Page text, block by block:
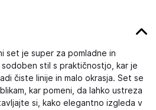
set je super za pomladne in
stil s praktičnostjo, kar je
čiste linije in malo okrasja. Set se
kar pomeni, da lahko ustreza
si, kako elegantno izgleda v